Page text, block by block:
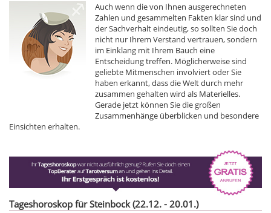
Auch wenn die von Ihnen ausgerechneten
Zahlen und gesammelten Fakten klar sind und
der Sachverhalt eindeutig, so sollten Sie doch
nicht nur Ihrem Verstand vertrauen, sondern
im Einklang mit Ihrem Bauch eine
Entscheidung treffen. Möglicherweise sind
geliebte Mitmenschen involviert oder Sie
haben erkannt, dass die Welt durch mehr
zusammen gehalten wird als Materielles.
Gerade jetzt können Sie die großen
Zusammenhänge überblicken und besondere
Einsichten erhalten.
Tageshoroskop für Steinbock (22.12. - 20.01.)